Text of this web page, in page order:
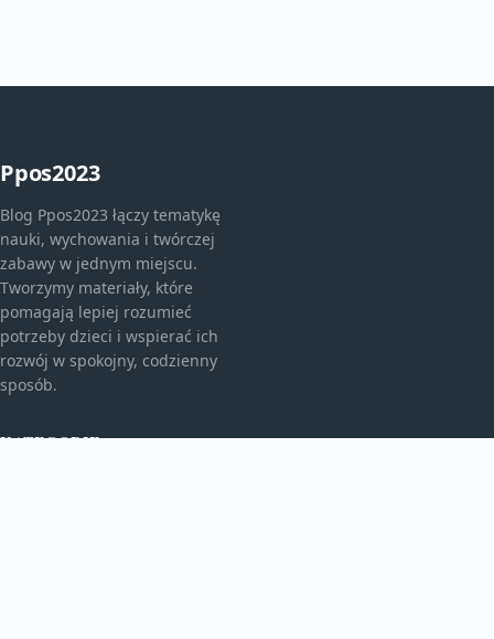
Ppos2023
Blog Ppos2023 łączy tematykę
nauki, wychowania i twórczej
zabawy w jednym miejscu.
Tworzymy materiały, które
pomagają lepiej rozumieć
potrzeby dzieci i wspierać ich
rozwój w spokojny, codzienny
sposób.
KATEGORIE